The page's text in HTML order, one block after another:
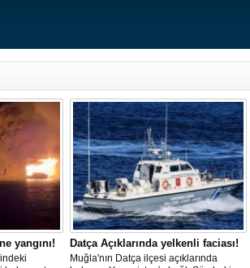
yangını! Datça Açıklarında yelkenli faciası!
Muğla'nın Datça ilçesi açıklarında